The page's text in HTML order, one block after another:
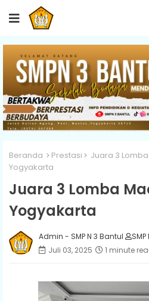
Beranda Prestasi
Juara 3
Yogyakarta
Juara 3 Lomba
Yogyakarta
Admin - SMP N 3 Bantul
Juli 03, 2025
1 minute